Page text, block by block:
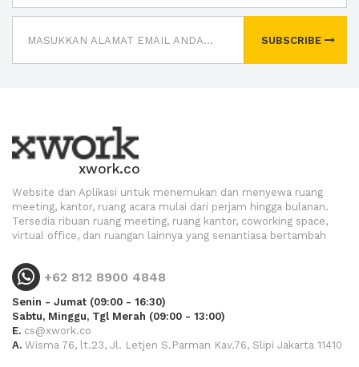
SUBSCRIBE
xwork.co
Website dan Aplikasi untuk menemukan dan menyewa ruang
meeting, kantor, ruang acara mulai dari perjam hingga bulanan.
Tersedia ribuan ruang meeting, ruang kantor, coworking space,
virtual office, dan ruangan lainnya yang senantiasa bertambah
+62 812 8900 4848
Senin - Jumat (09:00 - 16:30)
Sabtu, Minggu, Tgl Merah (09:00 - 13:00)
E. cs@xwork.co
A. Wisma 76, lt.23, Jl. Letjen S.Parman Kav.76, Slipi Jakarta 11410